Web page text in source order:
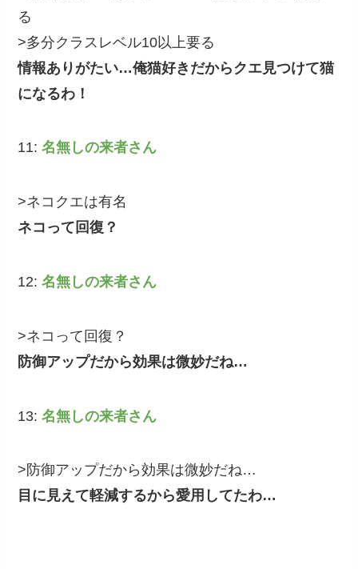
る
>多分クラスレベル10以上要る
情報ありがたい…俺猫好きだからクエ見つけて猫
になるわ！
11:名無しの来者さん
>ネコクエは有名
ネコって回復？
12:名無しの来者さん
>ネコって回復？
防御アップだから効果は微妙だね…
13:名無しの来者さん
>防御アップだから効果は微妙だね…
目に見えて軽減するから愛用してたわ…